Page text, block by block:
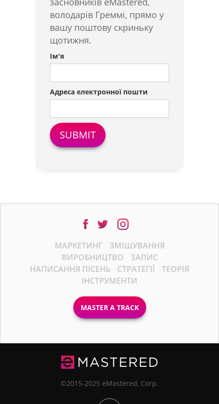
володарів Греммі, прямо у
вашу поштову скриньку
щотижня.
Ім'я
Адреса електронної пошти
МАРКЕТИНГ
ЗМІШУВАННЯ
ВИРОБНИЦТВО
ЗАПИС
НАПИСАННЯ ПІСЕНЬ
СТРАТЕГІЇ
ТЕОРІЯ
ІНСТРУМЕНТИ
MASTER A TRACK
©2015-2025 eMastered, Corp.